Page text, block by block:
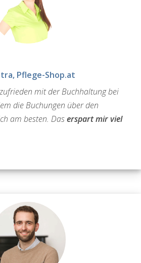
Pflege-Shop.at
mit der Buchhaltung bei
die Buchungen über den
am besten. Daserspart mir viel